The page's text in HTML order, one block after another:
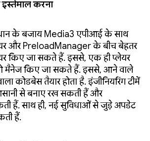
करना
के बजाय Media3 एपीआई के साथ
और PreloadManager के बीच बेहतर
किए जा सकते हैं. इससे, एक ही प्लेयर
मैनेज किए जा सकते हैं. इससे, आने वाले
कोडबेस तैयार होता है. इंजीनियरिंग टीमें
से बनाए रख सकती हैं और
हैं. साथ ही, नई सुविधाओं से जुड़े अपडेट
हैं.